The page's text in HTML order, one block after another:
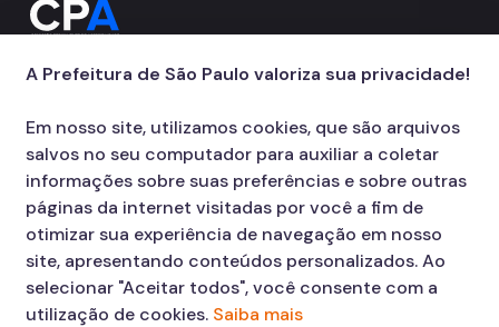
A Prefeitura de São Paulo valoriza sua privacidade!
Em nosso site, utilizamos cookies, que são arquivos
salvos no seu computador para auxiliar a coletar
informações sobre suas preferências e sobre outras
páginas da internet visitadas por você a fim de
otimizar sua experiência de navegação em nosso
site, apresentando conteúdos personalizados. Ao
selecionar "Aceitar todos", você consente com a
utilização de cookies. Saiba mais